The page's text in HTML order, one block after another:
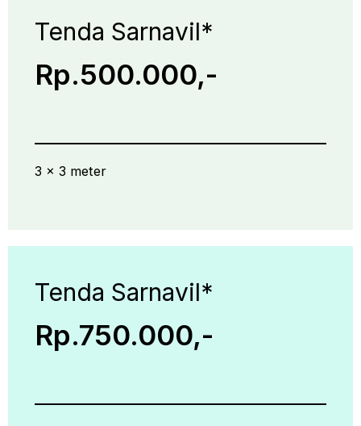
Tenda Sarnavil*
Rp.500.000,-
3 x 3 meter
Tenda Sarnavil*
Rp.750.000,-